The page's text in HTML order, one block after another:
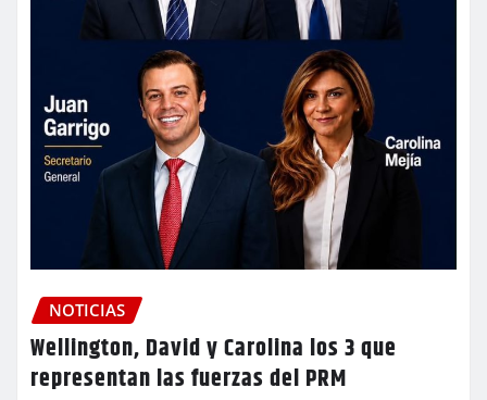
NOTICIAS
Wellington, David y Carolina los 3 que
representan las fuerzas del PRM